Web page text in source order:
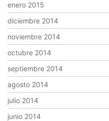
enero 2015
diciembre 2014
noviembre 2014
octubre 2014
septiembre 2014
agosto 2014
julio 2014
junio 2014